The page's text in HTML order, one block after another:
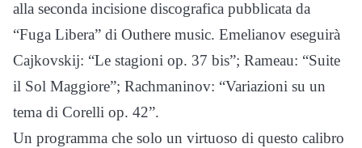
alla seconda incisione discografica pubblicata da
“Fuga Libera” di Outhere music. Emelianov eseguirà
Cajkovskij: “Le stagioni op. 37 bis”; Rameau: “Suite
il Sol Maggiore”; Rachmaninov: “Variazioni su un
tema di Corelli op. 42”.
Un programma che solo un virtuoso di questo calibro